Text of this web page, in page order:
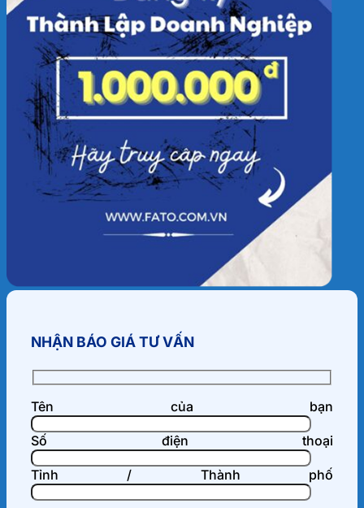
NHẬN BÁO GIÁ TƯ VẤN
Tên của bạn
Số điện thoại
Tỉnh / Thành phố